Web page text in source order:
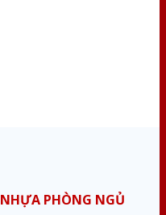
PHÒNG NGỦ